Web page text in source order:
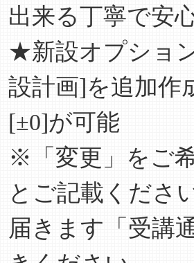
出来る丁寧で安
★新設オプショ
設計画]を追加作
[±0]が可能
※「変更」をご
とご記載くださ
届きます「受講